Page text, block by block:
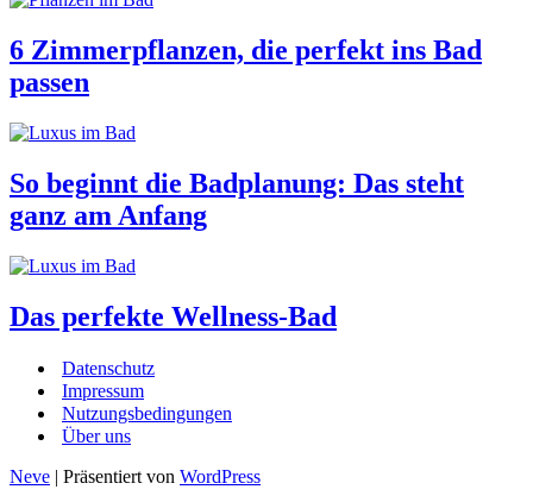
6 Zimmerpflanzen, die perfekt ins Bad
passen
So beginnt die Badplanung: Das steht
ganz am Anfang
Das perfekte Wellness-Bad
Datenschutz
Impressum
Nutzungsbedingungen
Über uns
Neve | Präsentiert von WordPress